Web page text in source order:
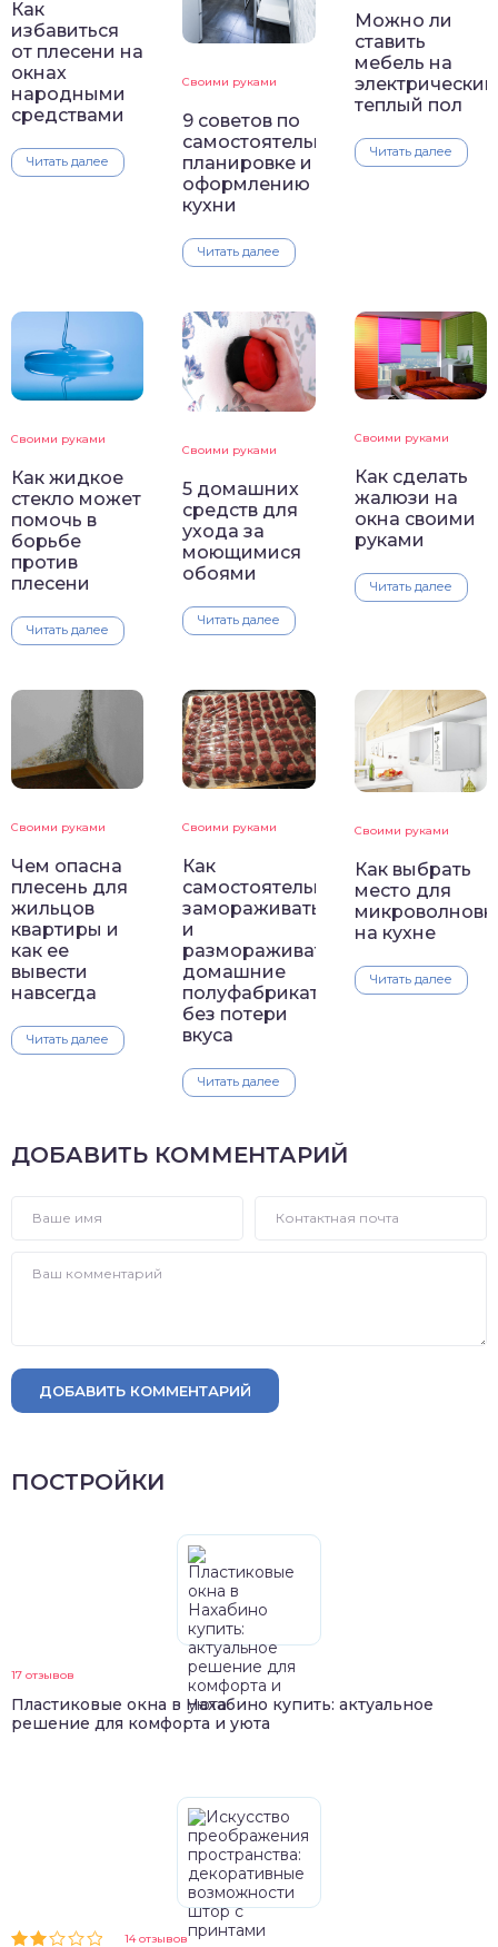
Как
избавиться
от плесени на
окнах
народными
средствами
Читать далее
Своими руками
9 советов по
самостоятельной
планировке и
оформлению
кухни
Читать далее
Можно ли
ставить
мебель на
электрический
теплый пол
Читать далее
Своими руками
Как жидкое
стекло может
помочь в
борьбе
против
плесени
Читать далее
Своими руками
5 домашних
средств для
ухода за
моющимися
обоями
Читать далее
Своими руками
Как сделать
жалюзи на
окна своими
руками
Читать далее
Своими руками
Чем опасна
плесень для
жильцов
квартиры и
как ее
вывести
навсегда
Читать далее
Своими руками
Как
самостоятельно
замораживать
и
размораживать
домашние
полуфабрикаты
без потери
вкуса
Читать далее
Своими руками
Как выбрать
место для
на кухне
Читать далее
ДОБАВИТЬ КОММЕНТАРИЙ
ДОБАВИТЬ КОММЕНТАРИЙ
ПОСТРОЙКИ
17 отзывов
Пластиковые окна в Нахабино купить: актуальное
решение для комфорта и уюта
14 отзывов